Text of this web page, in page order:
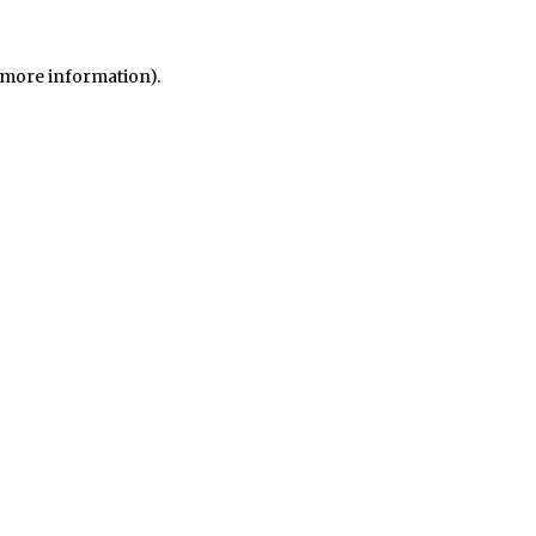
more information).